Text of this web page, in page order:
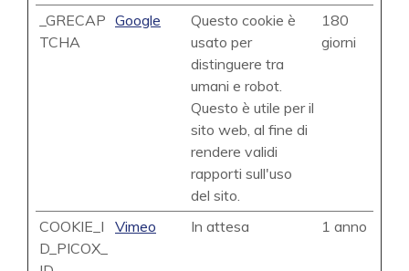
_GRECAP
TCHA
Google
Questo cookie è
usato per
distinguere tra
umani e robot.
Questo è utile per il
sito web, al fine di
rendere validi
rapporti sull'uso
del sito.
180
giorni
COOKIE_I
D_PICOX_
Vimeo In attesa 1 anno